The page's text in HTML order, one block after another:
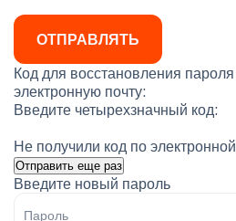
ОТПРАВЛЯТЬ
Код для восстановления
электронную почту:
Введите четырехзначный код:
Не получили код по
Отправить еще раз
Введите новый пароль